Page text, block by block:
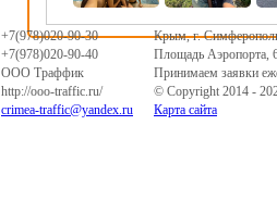
+7(978)020-90-30
+7(978)020-90-40
ООО Траффик
http://ooo-traffic.ru/
crimea-traffic@yandex.ru
Крым,г.
Площадь Аэропорта,
Принимаем заявки
© Copyright 2014 -
Карта сайта